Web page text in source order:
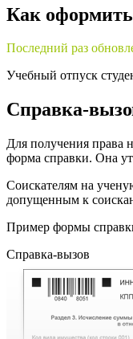
Как оформить
Последний раз
Учебный отпуск
Справка-
Для получения права
форма справки. Она
Соискателям на
допущенным к
Пример формы
Справка-вызов